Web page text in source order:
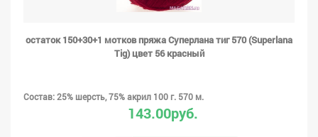
остаток 150+30+1 мотков пряжа Суперлана тиг 570 (Superlana
Tig) цвет 56 красный
Состав: 25% шерсть, 75% акрил 100 г. 570 м.
143.00руб.